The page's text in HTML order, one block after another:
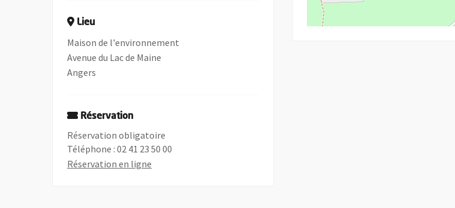
Lieu
Maison de l'environnement
Avenue du Lac de Maine
Angers
Réservation
Réservation obligatoire
Téléphone : 02 41 23 50 00
Réservation en ligne